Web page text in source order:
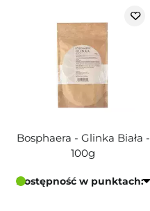
Bosphaera - Glinka Biała -
100g
Dostępność w punktach: